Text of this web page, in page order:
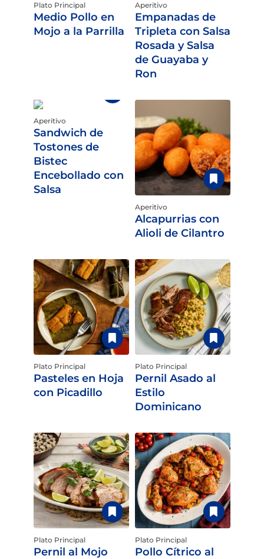
Plato Principal
Medio Pollo en
Mojo a la Parrilla
Aperitivo
Empanadas de
Tripleta con Salsa
Rosada y Salsa
de Guayaba y
Ron
Aperitivo
Sandwich de
Tostones de
Bistec
Encebollado con
Salsa
Aperitivo
Alcapurrias con
Alioli de Cilantro
Plato Principal
Pasteles en Hoja
con Picadillo
Plato Principal
Pernil Asado al
Estilo
Dominicano
Plato Principal
Pernil al Mojo
Plato Principal
Pollo Cítrico al